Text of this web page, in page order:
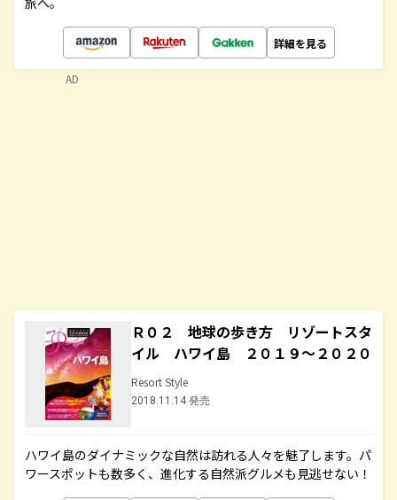
詳細を見る
Ｒ０２ 地球の歩き方 リゾートスタ
イル ハワイ島 ２０１９～２０２０
Resort Style
2018.11.14 発売
ハワイ島のダイナミックな自然は訪れる人々を魅了します。パ
ワースポットも数多く、進化する自然派グルメも見逃せない！
AD